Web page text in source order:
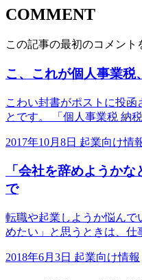
COMMENT
この記事の最初のコメント
こ、これが個人事業税
こわい封書がポストに投函
とです。 「個人事業税 納
2017年10月8日 起業向け情
「会社を辞めようか
で
転職や起業しようか悩んで
めたい」と思うときは、仕
2018年6月3日 起業向け情報